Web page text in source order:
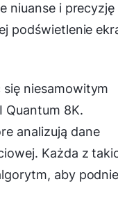
niuanse i precyzję
podświetlenie
niesamowitym
Quantum 8K.
analizują dane
Każda z
aby